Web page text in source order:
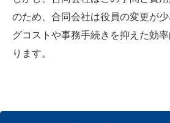
のため、合同会社は役員の変更が
グコストや事務手続きを抑えた効
ります。